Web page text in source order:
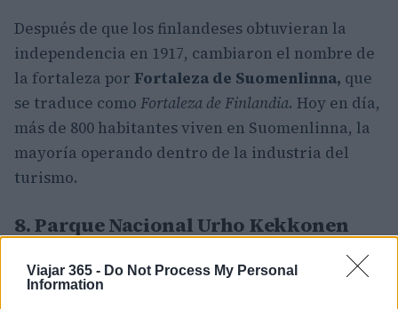
Viajar 365 - Do Not Process My Personal
Information
Después de que los finlandeses obtuvieran la
independencia en 1917, cambiaron el nombre de
la fortaleza por Fortaleza de Suomenlinna, que
se traduce como Fortaleza de Finlandia. Hoy en día,
más de 800 habitantes viven en Suomenlinna, la
mayoría operando dentro de la industria del
turismo.
8. Parque Nacional Urho Kekkonen